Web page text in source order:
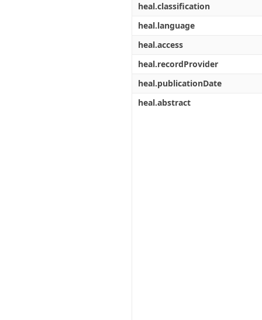
heal.classification
heal.language
heal.access
heal.recordProvider
heal.publicationDate
heal.abstract